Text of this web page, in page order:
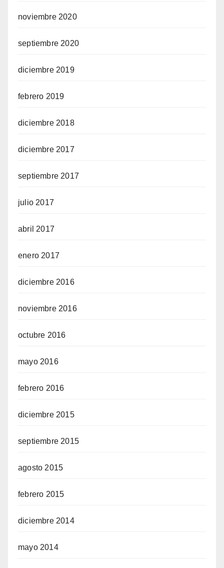
noviembre 2020
septiembre 2020
diciembre 2019
febrero 2019
diciembre 2018
diciembre 2017
septiembre 2017
julio 2017
abril 2017
enero 2017
diciembre 2016
noviembre 2016
octubre 2016
mayo 2016
febrero 2016
diciembre 2015
septiembre 2015
agosto 2015
febrero 2015
diciembre 2014
mayo 2014